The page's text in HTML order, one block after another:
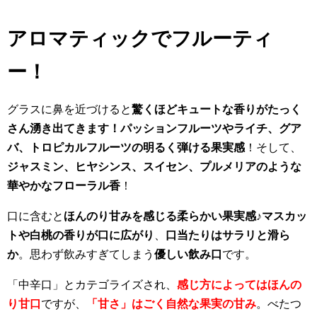
アロマティックでフルーティ
ー！
グラスに鼻を近づけると驚くほどキュートな香りがたっく
さん湧き出てきます！パッションフルーツやライチ、グア
バ、トロピカルフルーツの明るく弾ける果実感 ！そして、
ジャスミン、ヒヤシンス、スイセン、プルメリアのような
華やかなフローラル香 ！
口に含むと ほんのり甘みを感じる柔らかい果実感♪マスカッ
トや白桃の香りが口に広がり
口当たりはサラリと滑ら
か。思わず飲みすぎてしまう 優しい飲み口 です。
「中辛口」とカテゴライズされ、 感じ方によってはほんの
り甘口 ですが、 「甘さ」はごく自然な果実の甘み。べたつ